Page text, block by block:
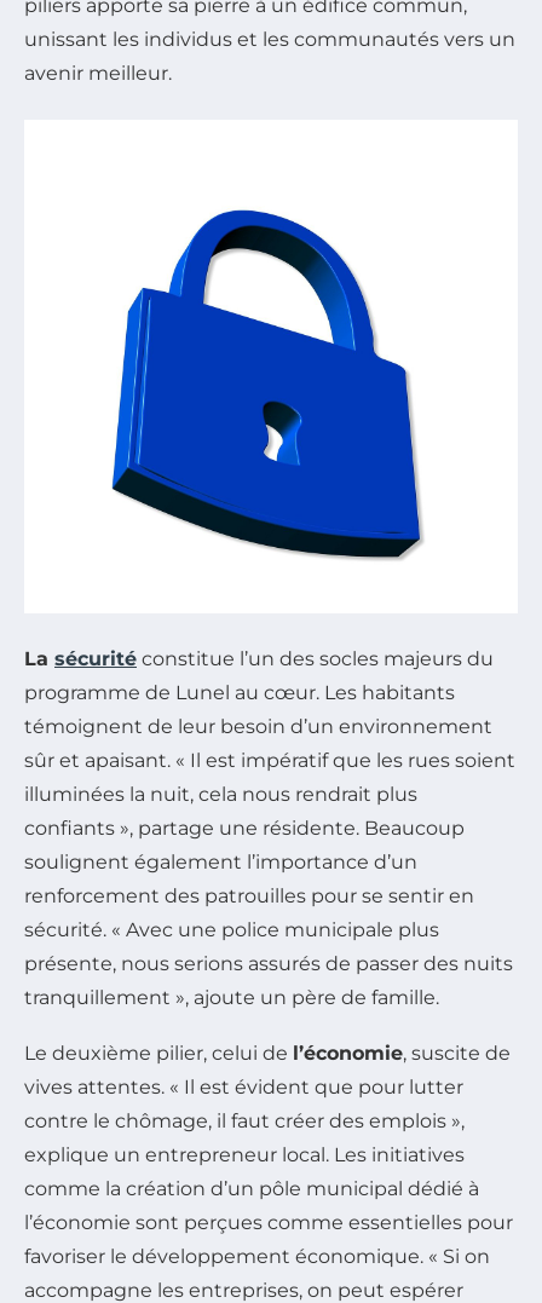
piliers apporte sa pierre à un édifice commun,
unissant les individus et les communautés vers un
avenir meilleur.
La sécurité constitue l’un des socles majeurs du
programme de Lunel au cœur. Les habitants
témoignent de leur besoin d’un environnement
sûr et apaisant. « Il est impératif que les rues soient
illuminées la nuit, cela nous rendrait plus
confiants », partage une résidente. Beaucoup
soulignent également l’importance d’un
renforcement des patrouilles pour se sentir en
sécurité. « Avec une police municipale plus
présente, nous serions assurés de passer des nuits
tranquillement », ajoute un père de famille.
Le deuxième pilier, celui de l’économie, suscite de
vives attentes. « Il est évident que pour lutter
contre le chômage, il faut créer des emplois »,
explique un entrepreneur local. Les initiatives
comme la création d’un pôle municipal dédié à
l’économie sont perçues comme essentielles pour
favoriser le développement économique. « Si on
accompagne les entreprises, on peut espérer